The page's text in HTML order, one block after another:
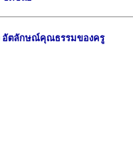
อัตลักษณ์คุณธรรมของครู